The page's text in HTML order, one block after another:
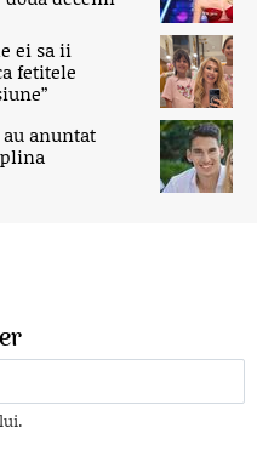
ei sa ii
fetitele
au anuntat